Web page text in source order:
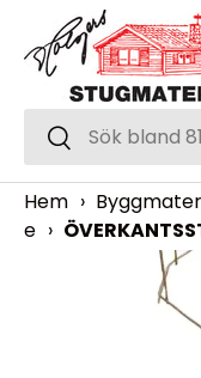
Hoppa över
Sök
Sök
Hem ›
e ›